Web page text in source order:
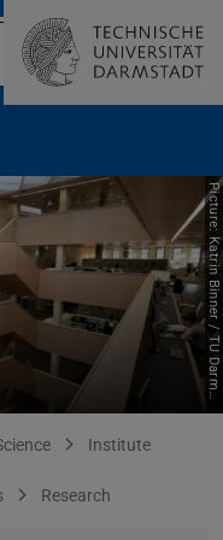
P
i
c
t
u
r
e
:
K
a
t
r
i
n
B
i
n
n
e
r
/
T
U
D
a
r
m
s
t
a
d
t
Institute
Research